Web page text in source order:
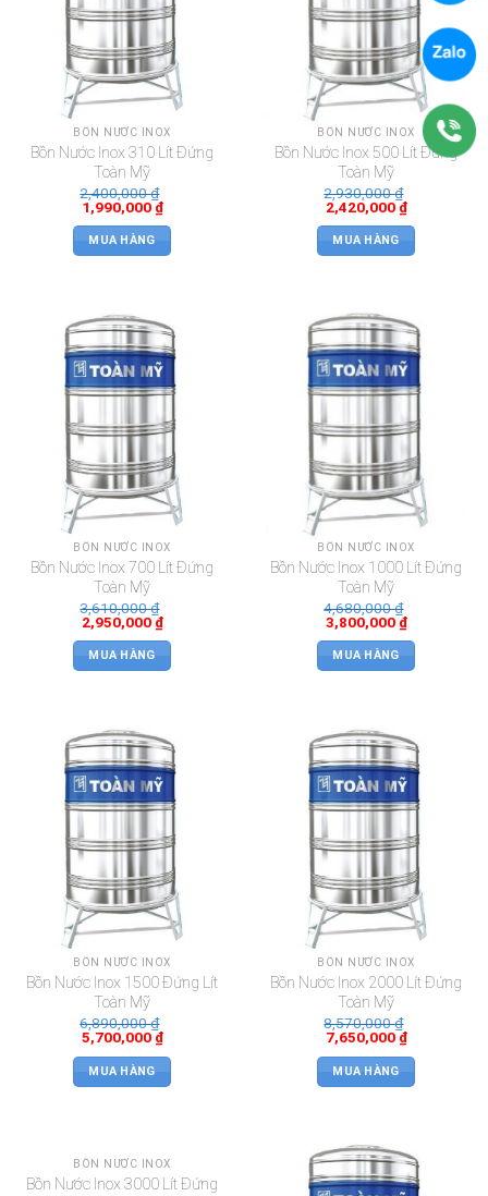
BỒN NƯỚC INOX
Bồn Nước Inox 310 Lít Đứng
Toàn Mỹ
2,400,000₫
1,990,000₫
MUA HÀNG
BỒN NƯỚC INOX
Bồn Nước Inox 500 Lít Đứng
Toàn Mỹ
2,930,000₫
2,420,000₫
MUA HÀNG
BỒN NƯỚC INOX
Bồn Nước Inox 700 Lít Đứng
Toàn Mỹ
3,610,000₫
2,950,000 ₫
MUA HÀNG
BỒN NƯỚC INOX
Bồn Nước Inox 1000 Lít Đứng
Toàn Mỹ
4,680,000₫
3,800,000 ₫
MUA HÀNG
BỒN NƯỚC INOX
Bồn Nước Inox 1500 Đứng Lít
Toàn Mỹ
6,890,000₫
5,700,000 ₫
MUA HÀNG
BỒN NƯỚC INOX
Bồn Nước Inox 2000 Lít Đứng
Toàn Mỹ
8,570,000₫
7,650,000 ₫
MUA HÀNG
BỒN NƯỚC INOX
Bồn Nước Inox 3000 Lít Đứng